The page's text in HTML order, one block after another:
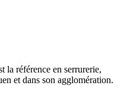
la référence en serrurerie,
et dans son agglomération.